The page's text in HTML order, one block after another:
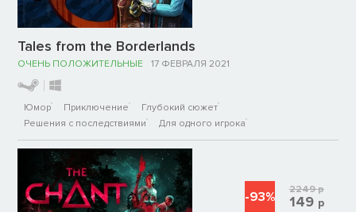
Tales from the Borderlands
ОЧЕНЬ ПОЛОЖИТЕЛЬНЫЕ 17 ФЕВРАЛЯ 2021
Юмор Приключение
Глубокий сюжет
Решения с последствиями
Для одного игрока
-93% 2249р
149 р